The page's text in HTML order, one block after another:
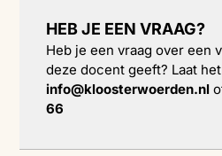
HEB JE EEN VRAAG?
Heb je een vraag over een
deze docent geeft? Laat
info@kloosterwoerden.nl
66